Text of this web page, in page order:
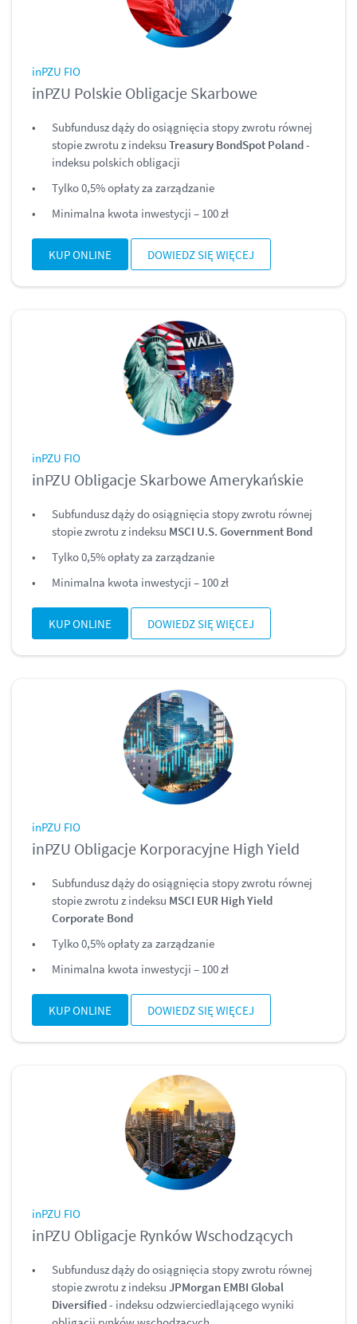
inPZU FIO
inPZU Polskie Obligacje Skarbowe
Subfundusz dąży do osiągnięcia stopy zwrotu równej
stopie zwrotu z indeksu Treasury BondSpot Poland-
indeksu polskich obligacji
Tylko 0,5% opłaty za zarządzanie
Minimalna kwota inwestycji – 100 zł
KUP ONLINE DOWIEDZ SIĘ WIĘCEJ
inPZU FIO
inPZU Obligacje Skarbowe Amerykańskie
Subfundusz dąży do osiągnięcia stopy zwrotu równej
stopie zwrotu z indeksu MSCI U.S. Government Bond
Tylko 0,5% opłaty za zarządzanie
Minimalna kwota inwestycji – 100 zł
KUP ONLINE DOWIEDZ SIĘ WIĘCEJ
inPZU FIO
inPZU Obligacje Korporacyjne High Yield
Subfundusz dąży do osiągnięcia stopy zwrotu równej
stopie zwrotu z indeksu MSCI EUR High Yield
Corporate Bond
Tylko 0,5% opłaty za zarządzanie
Minimalna kwota inwestycji – 100 zł
KUP ONLINE DOWIEDZ SIĘ WIĘCEJ
inPZU FIO
inPZU Obligacje Rynków Wschodzących
Subfundusz dąży do osiągnięcia stopy zwrotu równej
stopie zwrotu z indeksu JPMorgan EMBI Global
Diversified- indeksu odzwierciedlającego wyniki